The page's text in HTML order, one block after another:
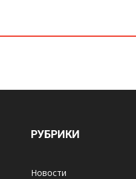
РУБРИКИ
Новости